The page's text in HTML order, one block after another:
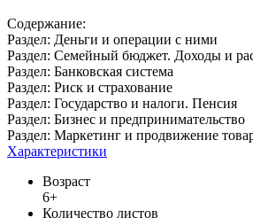
Содержание:
Раздел: Деньги и операции с ними
Раздел: Семейный бюджет. Доходы и
Раздел: Банковская система
Раздел: Риск и страхование
Раздел: Государство и налоги. Пенсия
Раздел: Бизнес и предпринимательство
Раздел: Маркетинг и продвижение
Характеристики
Возраст
6+
Количество листов